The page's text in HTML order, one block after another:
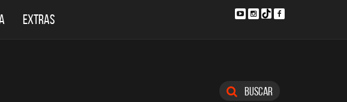
EXTRAS
Buscar